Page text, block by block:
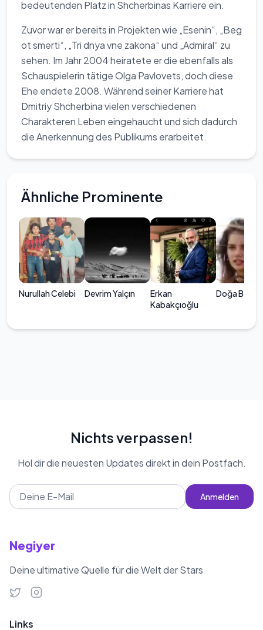
bedeutenden Platz in Shcherbinas Karriere ein.
Zuvor war er bereits in Projekten wie „Esenin“, „Beg
ot smerti“, „Tri dnya vne zakona“ und „Admiral“ zu
sehen. Im Jahr 2004 heiratete er die ebenfalls als
Schauspielerin tätige Olga Pavlovets, doch diese
Ehe endete 2008. Während seiner Karriere hat
Dmitriy Shcherbina vielen verschiedenen
Charakteren Leben eingehaucht und sich dadurch
die Anerkennung des Publikums erarbeitet.
Ähnliche Prominente
Nurullah Celebi Devrim Yalçın
Erkan
Kabakçıoğlu
Doğa
Nichts verpassen!
Hol dir die neuesten Updates direkt in dein Postfach.
Anmelden
Negiyer
Deine ultimative Quelle für die Welt der Stars
Links